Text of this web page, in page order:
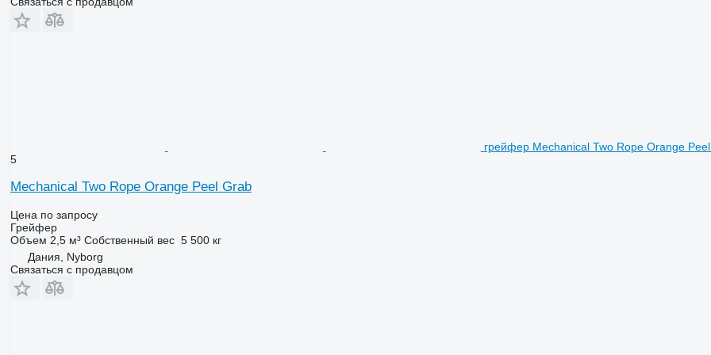
грейфер Mechanical Two Rope Orange
5
Mechanical Two Rope Orange Peel Grab
Цена по запросу
Грейфер
Объем 2,5 м³ Собственный вес 5 500 кг
Дания, Nyborg
Связаться с продавцом